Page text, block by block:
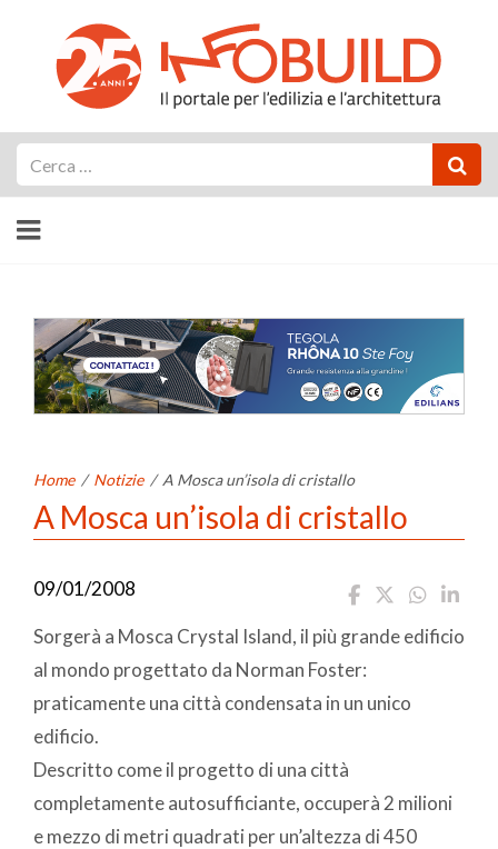
Home / Notizie / A Mosca un’isola di cristallo
A Mosca un’isola di cristallo
09/01/2008
Sorgerà a Mosca Crystal Island, il più grande edificio
al mondo progettato da Norman Foster:
praticamente una città condensata in un unico
edificio.
Descritto come il progetto di una città
completamente autosufficiante, occuperà 2 milioni
e mezzo di metri quadrati per un’altezza di 450